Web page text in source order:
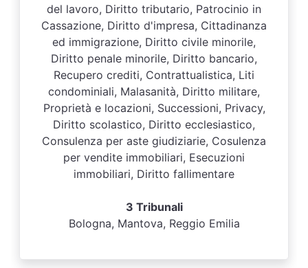
del lavoro, Diritto tributario, Patrocinio in
Cassazione, Diritto d'impresa, Cittadinanza
ed immigrazione, Diritto civile minorile,
Diritto penale minorile, Diritto bancario,
Recupero crediti, Contrattualistica, Liti
condominiali, Malasanità, Diritto militare,
Proprietà e locazioni, Successioni, Privacy,
Diritto scolastico, Diritto ecclesiastico,
Consulenza per aste giudiziarie, Cosulenza
per vendite immobiliari, Esecuzioni
immobiliari, Diritto fallimentare
3 Tribunali
Bologna, Mantova, Reggio Emilia